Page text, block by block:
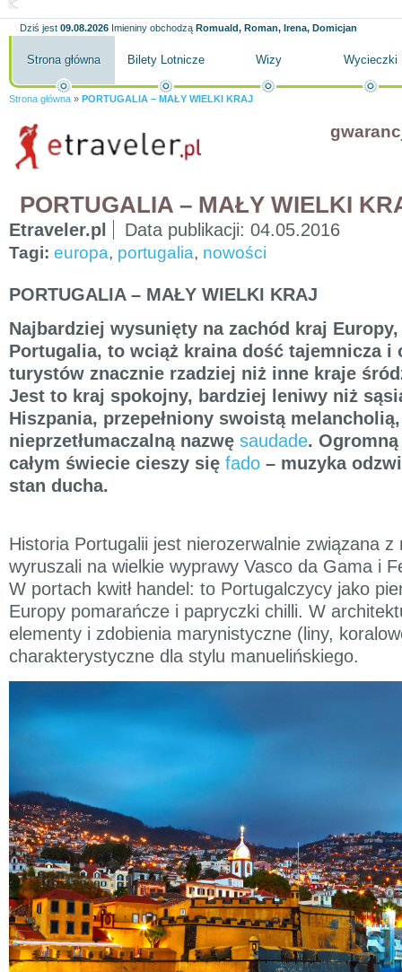
Dziś jest 09.08.2026 Imieniny obchodzą Romuald, Roman, Irena, Domicjan
Strona główna Bilety Lotnicze Wizy Wycieczki
Strona główna » PORTUGALIA – MAŁY WIELKI KRAJ
PORTUGALIA – MAŁY WIELKI
Etraveler.pl Data publikacji: 04.05.2016
Tagi: europa, portugalia, nowości
PORTUGALIA – MAŁY WIELKI KRAJ
Najbardziej wysunięty na zachód kraj
Portugalia, to wciąż kraina dość tajemnicza i
turystów znacznie rzadziej niż inne kraje
Jest to kraj spokojny, bardziej leniwy niż
Hiszpania, przepełniony swoistą
nieprzetłumaczalną nazwę saudade.
całym świecie cieszy się fado – muzyka
stan ducha.
Historia Portugalii jest nierozerwalnie związana z
wyruszali na wielkie wyprawy Vasco da Gama i
W portach kwitł handel: to Portugalczycy jako
Europy pomarańcze i papryczki chilli. W
elementy i zdobienia marynistyczne (liny,
charakterystyczne dla stylu manuelińskiego.